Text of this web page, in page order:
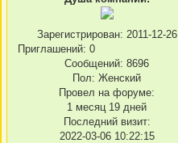
Зарегистрирован: 2011-12-26
Приглашений: 0
Сообщений: 8696
Пол: Женский
Провел на форуме:
1 месяц 19 дней
Последний визит:
2022-03-06 10:22:15